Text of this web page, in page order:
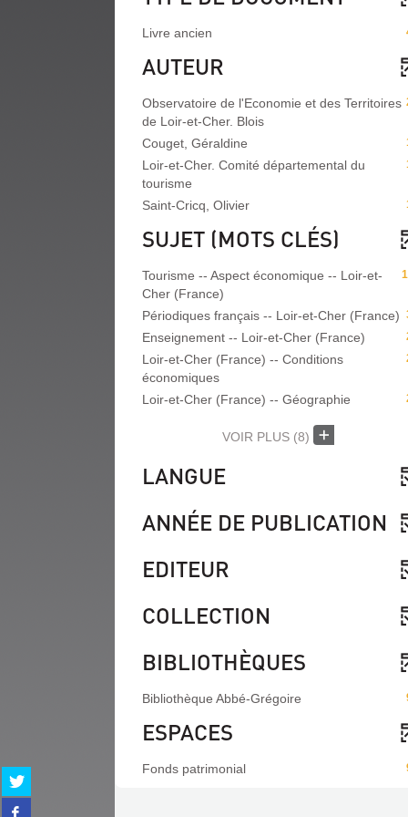
Partager
sur
twitter
Partager
Livre ancien
AUTEUR
Observatoire de l'Economie et des Territoires
de Loir-et-Cher. Blois
Couget, Géraldine
Loir-et-Cher. Comité départemental du
tourisme
Saint-Cricq, Olivier
SUJET (MOTS CLÉS)
Tourisme -- Aspect économique -- Loir-et-
Cher (France)
Périodiques français -- Loir-et-Cher (France)
Enseignement -- Loir-et-Cher (France)
Loir-et-Cher (France) -- Conditions
économiques
Loir-et-Cher (France) -- Géographie
VOIR PLUS (8)
LANGUE
ANNÉE DE PUBLICATION
EDITEUR
COLLECTION
BIBLIOTHÈQUES
Bibliothèque Abbé-Grégoire
ESPACES
Fonds patrimonial